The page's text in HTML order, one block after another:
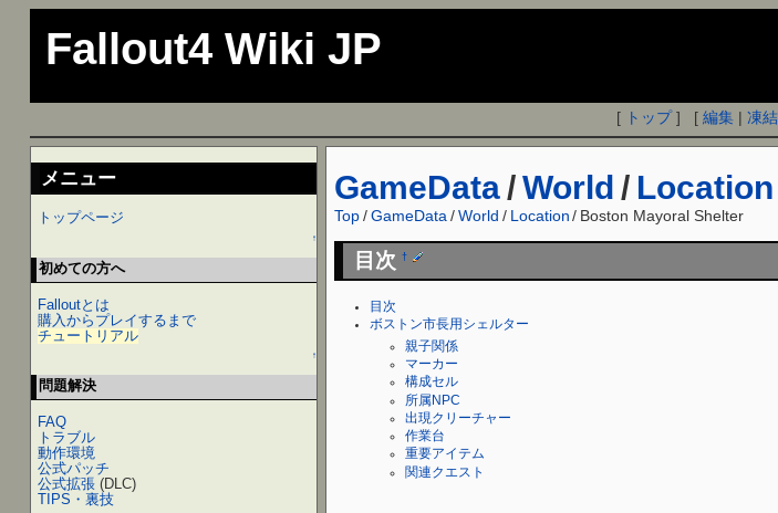
Fallout4 Wiki JP
[ トップ] [編集 |凍結
GameData /World / Location
Top/GameData /World / Location / Boston Mayoral Shelter
目次†
目次
ボストン市長用シェルター
親子関係
マーカー
構成セル
所属NPC
出現クリーチャー
作業台
重要アイテム
関連クエスト
メニュー
トップページ
↑
初めての方へ
Falloutとは
購入からプレイするまで
チュートリアル
↑
問題解決
FAQ
トラブル
動作環境
公式パッチ
公式拡張 (DLC)
TIPS・裏技